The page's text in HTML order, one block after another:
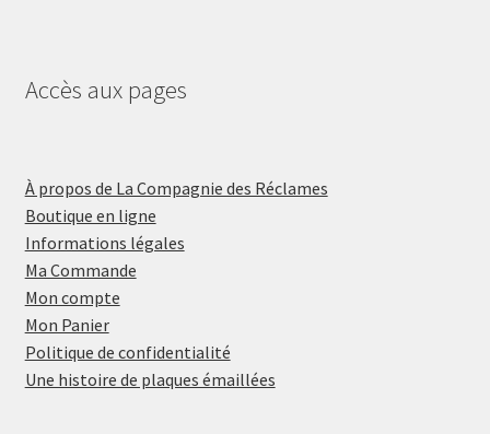
Accès aux pages
À propos de La Compagnie des Réclames
Boutique en ligne
Informations légales
Ma Commande
Mon compte
Mon Panier
Politique de confidentialité
Une histoire de plaques émaillées